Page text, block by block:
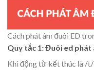
Cách phát âm đuôi ED
Quy tắc 1: Đuôi ed phát
Khi động từ kết thúc là /